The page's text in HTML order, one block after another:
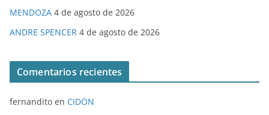
MENDOZA 4 de agosto de 2026
ANDRE SPENCER 4 de agosto de 2026
Comentarios recientes
fernandito en CIDÓN